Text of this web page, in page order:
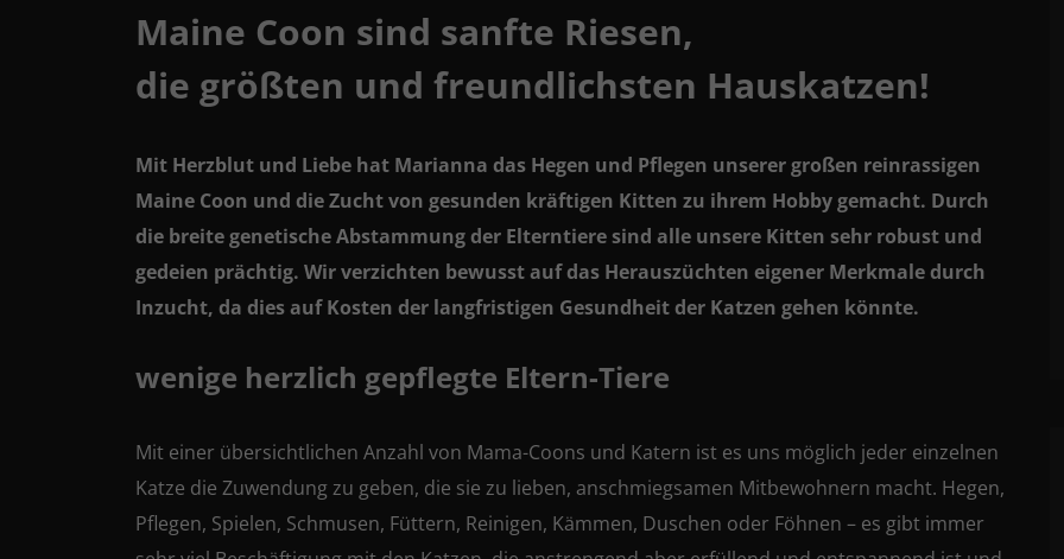
Maine Coon sind sanfte Riesen,
die größten und freundlichsten Hauskatzen!
Mit Herzblut und Liebe hat Marianna das Hegen und Pflegen unserer großen reinrassigen
Maine Coon und die Zucht von gesunden kräftigen Kitten zu ihrem Hobby gemacht. Durch
die breite genetische Abstammung der Elterntiere sind alle unsere Kitten sehr robust und
gedeien prächtig. Wir verzichten bewusst auf das Herauszüchten eigener Merkmale durch
Inzucht, da dies auf Kosten der langfristigen Gesundheit der Katzen gehen könnte.
wenige herzlich gepflegte Eltern-Tiere
Mit einer übersichtlichen Anzahl von Mama-Coons und Katern ist es uns möglich jeder einzelnen
Katze die Zuwendung zu geben, die sie zu lieben, anschmiegsamen Mitbewohnern macht. Hegen,
Pflegen, Spielen, Schmusen, Füttern, Reinigen, Kämmen, Duschen oder Föhnen – es gibt immer